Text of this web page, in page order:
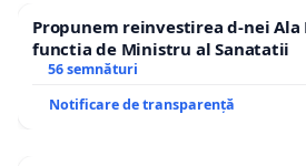
Propunem reinvestirea d-nei Ala
functia de Ministru al Sanatatii
56 semnături
Notificare de transparență